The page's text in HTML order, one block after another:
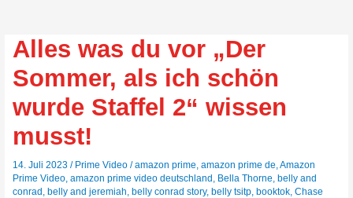
Alles was du vor „Der
Sommer, als ich schön
wurde Staffel 2“ wissen
musst!
14. Juli 2023/ Prime Video /amazon prime ,amazon prime de ,Amazon
Prime Video ,amazon prime video deutschland Bella Thorne ,belly and
conrad ,belly and jeremiah ,belly conrad story,belly tsitp ,booktok ,Chase